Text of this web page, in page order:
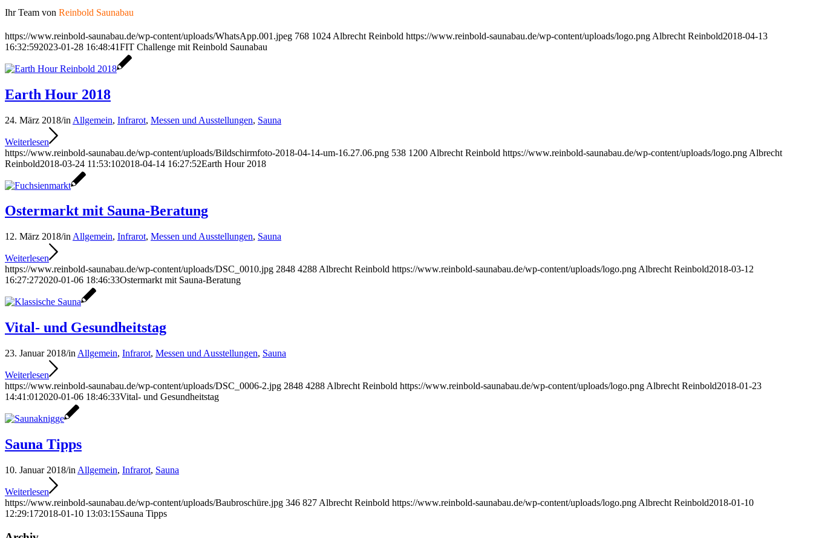
Ihr Team von Reinbold Saunabau
https://www.reinbold-saunabau.de/wp-content/uploads/WhatsApp.001.jpeg 768 1024 Albrecht Reinbold https://www.reinbold-saunabau.de/wp-content/uploads/logo.png Albrecht Reinbold2018-04-13
16:32:592023-01-28 16:48:41FIT Challenge mit Reinbold Saunabau
Earth Hour 2018
24. März 2018/in Allgemein, Infrarot, Messen und Ausstellungen, Sauna
Weiterlesen
https://www.reinbold-saunabau.de/wp-content/uploads/Bildschirmfoto-2018-04-14-um-16.27.06.png 538 1200 Albrecht Reinbold https://www.reinbold-saunabau.de/wp-content/uploads/logo.png Albrecht
Reinbold2018-03-24 11:53:102018-04-14 16:27:52Earth Hour 2018
Ostermarkt mit Sauna-Beratung
12. März 2018/in Allgemein, Infrarot, Messen und Ausstellungen, Sauna
Weiterlesen
https://www.reinbold-saunabau.de/wp-content/uploads/DSC_0010.jpg 2848 4288 Albrecht Reinbold https://www.reinbold-saunabau.de/wp-content/uploads/logo.png Albrecht Reinbold2018-03-12
16:27:272020-01-06 18:46:33Ostermarkt mit Sauna-Beratung
Vital- und Gesundheitstag
23. Januar 2018/in Allgemein, Infrarot, Messen und Ausstellungen, Sauna
Weiterlesen
https://www.reinbold-saunabau.de/wp-content/uploads/DSC_0006-2.jpg 2848 4288 Albrecht Reinbold https://www.reinbold-saunabau.de/wp-content/uploads/logo.png Albrecht Reinbold2018-01-23
14:41:01 2020-01-06 18:46:33Vital- und Gesundheitstag
Sauna Tipps
10. Januar 2018/in Allgemein, Infrarot, Sauna
Weiterlesen
https://www.reinbold-saunabau.de/wp-content/uploads/Baubroschüre.jpg 346 827 Albrecht Reinbold https://www.reinbold-saunabau.de/wp-content/uploads/logo.png Albrecht Reinbold2018-01-10
12:29:172018-01-10 13:03:15Sauna Tipps